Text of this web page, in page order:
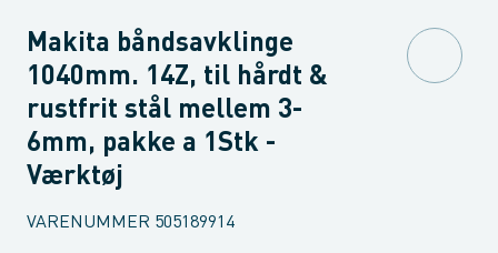
Makita båndsavklinge
1040mm. 14Z, til hårdt &
rustfrit stål mellem 3-
6mm, pakke a 1Stk -
Værktøj
VARENUMMER 505189914